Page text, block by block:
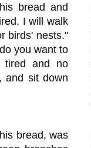
bread and
I will walk
birds' nests."
you want to
tired and no
and sit down
bread, was